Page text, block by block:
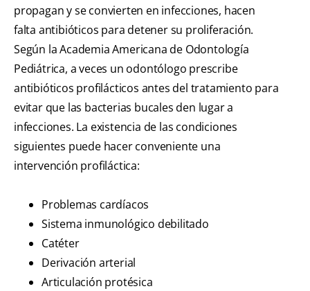
propagan y se convierten en infecciones, hacen
falta antibióticos para detener su proliferación.
Según la Academia Americana de Odontología
Pediátrica, a veces un odontólogo prescribe
antibióticos profilácticos antes del tratamiento para
evitar que las bacterias bucales den lugar a
infecciones. La existencia de las condiciones
siguientes puede hacer conveniente una
intervención profiláctica:
Problemas cardíacos
Sistema inmunológico debilitado
Catéter
Derivación arterial
Articulación protésica